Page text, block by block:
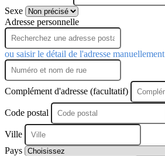
Sexe
Adresse personnelle
ou saisir le détail de l'adresse manuellement
Complément d'adresse (facultatif)
Code postal
Ville
Pays